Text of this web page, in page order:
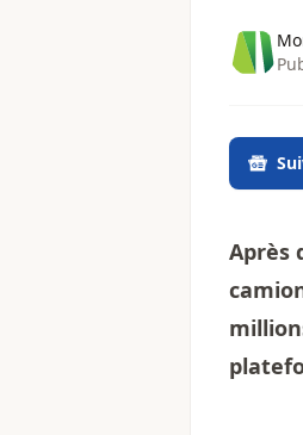
Après